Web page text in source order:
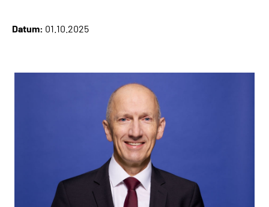
Über uns & Presse
Inhalte in Gebärdensprache (DGS)
Leichte Sprache
Datum: 01.10.2025